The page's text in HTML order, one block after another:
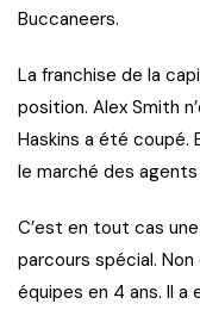
Buccaneers.
La franchise de la
position. Alex Smith
Haskins a été coupé.
le marché des
C’est en tout cas
parcours spécial.
équipes en 4 ans. Il a